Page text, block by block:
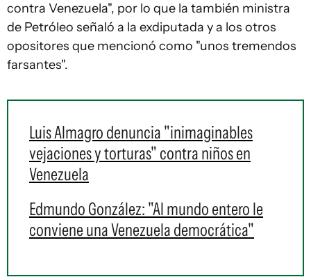
contra Venezuela", por lo que la también ministra
de Petróleo señaló a la exdiputada y a los otros
opositores que mencionó como "unos tremendos
farsantes".
Luis Almagro denuncia "inimaginables
vejaciones y torturas" contra niños en
Venezuela
Edmundo González: "Al mundo entero le
conviene una Venezuela democrática"